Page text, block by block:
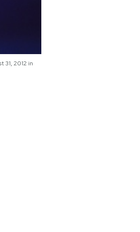
31, 2012 in